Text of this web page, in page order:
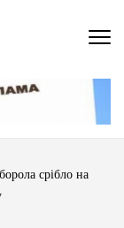
срібло на